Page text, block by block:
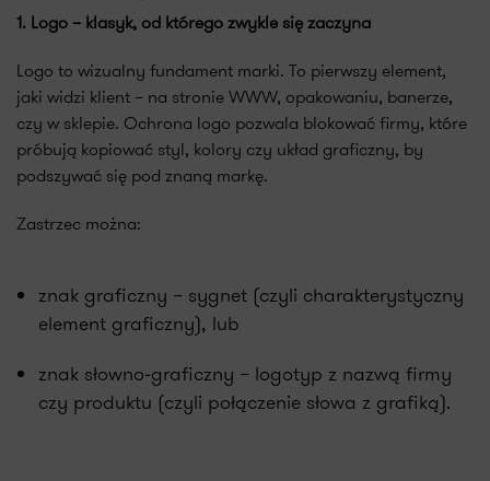
1. Logo – klasyk, od którego zwykle się zaczyna
Logo to wizualny fundament marki. To pierwszy element,
jaki widzi klient – na stronie WWW, opakowaniu, banerze,
czy w sklepie. Ochrona logo pozwala blokować firmy, które
próbują kopiować styl, kolory czy układ graficzny, by
podszywać się pod znaną markę.
Zastrzec można:
znak graficzny – sygnet (czyli charakterystyczny
element graficzny), lub
znak słowno‑graficzny – logotyp z nazwą firmy
czy produktu (czyli połączenie słowa z grafiką).